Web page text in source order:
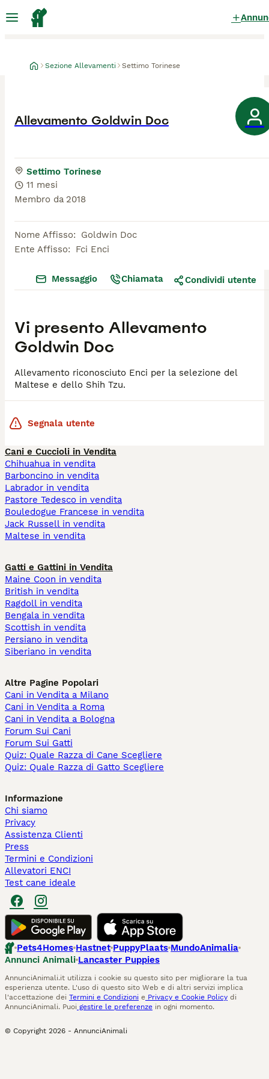
Sezione Allevamenti Settimo Torinese
Allevamento Goldwin Doc
Settimo Torinese
11 mesi
Membro da 2018
Nome Affisso:
Goldwin Doc
Ente Affisso: Fci Enci
Vi presento Allevamento
Goldwin Doc
Messaggio Chiamata Condividi utente
Allevamento riconosciuto Enci per la selezione del
Segnala utente
Cani e Cuccioli in Vendita
Chihuahua in vendita
Barboncino in vendita
Labrador in vendita
Pastore Tedesco in vendita
Bouledogue Francese in vendita
Jack Russell in vendita
Maltese in vendita
Gatti e Gattini in Vendita
Maine Coon in vendita
British in vendita
Ragdoll in vendita
Bengala in vendita
Scottish in vendita
Persiano in vendita
Siberiano in vendita
Altre Pagine Popolari
Cani in Vendita a Milano
Cani in Vendita a Roma
Cani in Vendita a Bologna
Forum Sui Cani
Forum Sui Gatti
Quiz: Quale Razza di Cane Scegliere
Quiz: Quale Razza di Gatto Scegliere
Informazione
Chi siamo
Privacy
Assistenza Clienti
Press
Termini e Condizioni
Allevatori ENCI
Test cane ideale
Pets4Homes Hastnet PuppyPlaats MundoAnimalia
Annunci Animali Lancaster Puppies
AnnunciAnimali.it utilizza i cookie su questo sito per migliorare la tua
esperienza utente. L'uso di questo sito Web e di altri servizi implica
l'accettazione dei Termini e Condizioni e Privacy e Cookie Policy di
AnnunciAnimali. Puoi gestire le preferenze in ogni momento.
© Copyright 2026 - AnnunciAnimali